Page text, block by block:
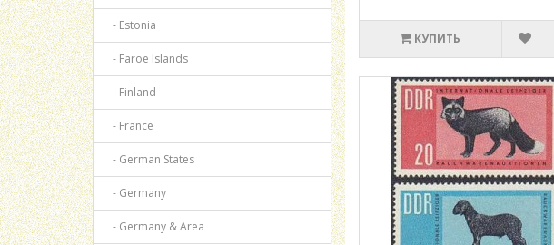
- Estonia
- Faroe Islands
- Finland
- France
- German States
- Germany
- Germany & Area
КУПИТЬ